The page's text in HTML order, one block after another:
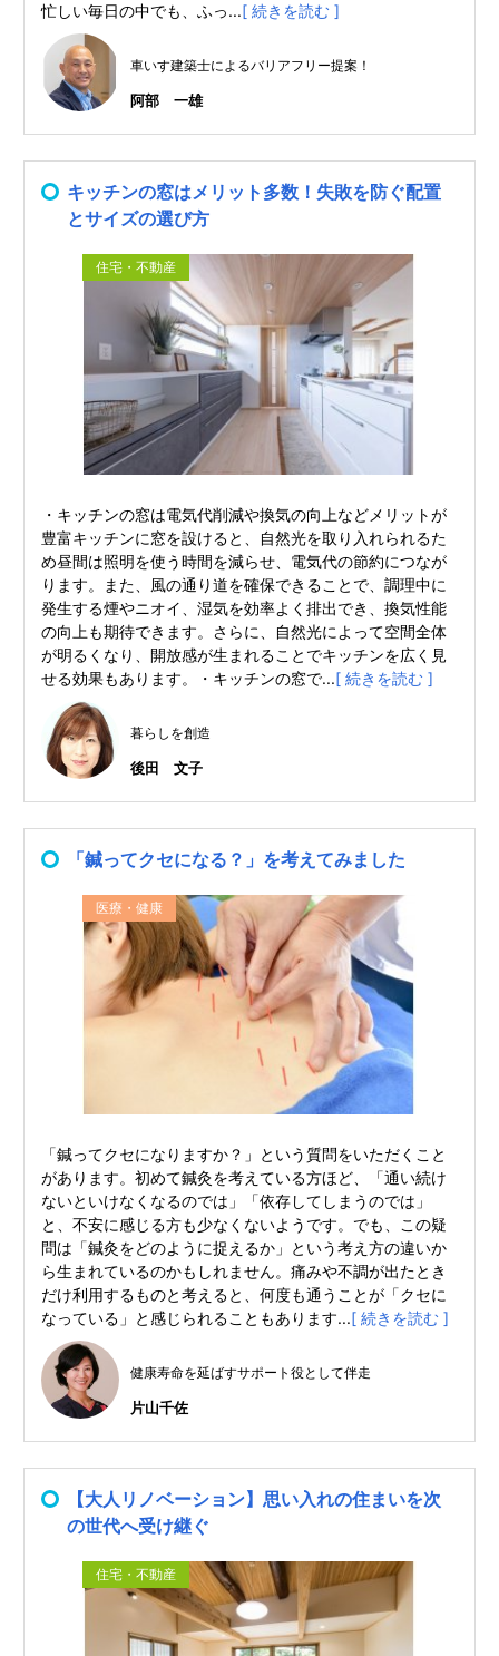
忙しい毎日の中でも、ふっ...[ 続きを読む ]
車いす建築士によるバリアフリー提案！
阿部 一雄
キッチンの窓はメリット多数！失敗を防ぐ配置
とサイズの選び方
住宅・不動産
・キッチンの窓は電気代削減や換気の向上などメリットが
豊富キッチンに窓を設けると、自然光を取り入れられるた
め昼間は照明を使う時間を減らせ、電気代の節約につなが
ります。また、風の通り道を確保できることで、調理中に
発生する煙やニオイ、湿気を効率よく排出でき、換気性能
の向上も期待できます。さらに、自然光によって空間全体
が明るくなり、開放感が生まれることでキッチンを広く見
せる効果もあります。・キッチンの窓で...[ 続きを読む ]
暮らしを創造
後田 文子
「鍼ってクセになる？」を考えてみました
医療・健康
「鍼ってクセになりますか？」という質問をいただくこと
があります。初めて鍼灸を考えている方ほど、「通い続け
ないといけなくなるのでは」「依存してしまうのでは」
と、不安に感じる方も少なくないようです。でも、この疑
問は「鍼灸をどのように捉えるか」という考え方の違いか
ら生まれているのかもしれません。痛みや不調が出たとき
だけ利用するものと考えると、何度も通うことが「クセに
なっている」と感じられることもあります...[ 続きを読む ]
健康寿命を延ばすサポート役として伴走
片山千佐
【大人リノベーション】思い入れの住まいを次
の世代へ受け継ぐ
住宅・不動産